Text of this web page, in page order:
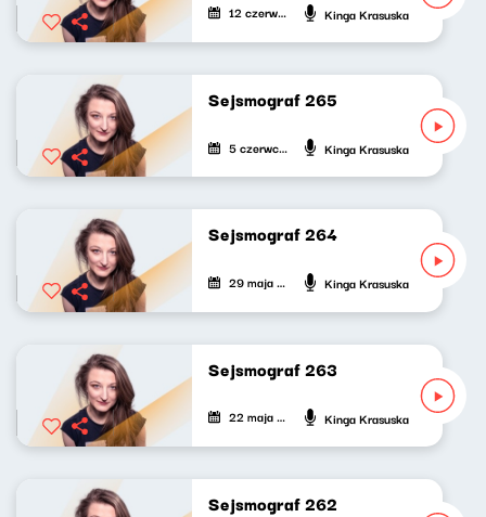
12 czerwca 2026 Kinga Krasuska
Sejsmograf 265
5 czerwca 2026 Kinga Krasuska
Sejsmograf 264
29 maja 2026 Kinga Krasuska
Sejsmograf 263
22 maja 2026 Kinga Krasuska
Sejsmograf 262